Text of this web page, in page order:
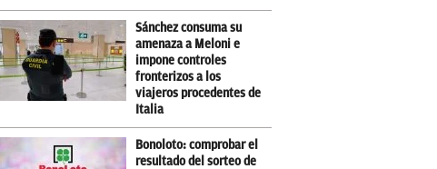
Sánchez consuma su
amenaza a Meloni e
impone controles
fronterizos a los
viajeros procedentes de
Italia
Bonoloto: comprobar el
resultado del sorteo de